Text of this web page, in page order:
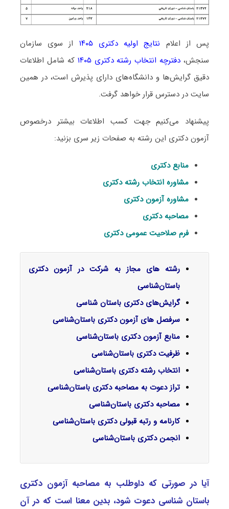
پس از اعلام نتایج اولیه دکتری ۱۴۰۵
از سوی سازمان
سنجش، دفترچه انتخاب رشته دکتری ۱۴۰۵
که شامل اطلاعات
دقیق گرایش‌ها و دانشگاه‌های دارای پذیرش است، در همین
سایت در دسترس قرار خواهد گرفت.
پیشنهاد می‌کنیم جهت کسب اطلاعات بیشتر درخصوص
آزمون دکتری این رشته به صفحات زیر سری بزنید:
منابع دکتری
مشاوره انتخاب رشته دکتری
مشاوره آزمون دکتری
مصاحبه دکتری
فرم صلاحیت عمومی دکتری
رشته های مجاز به شرکت در آزمون دکتری
باستان‌شناسی
گرایش‌های دکتری باستان شناسی
سرفصل‌ های آزمون دکتری باستان‌شناسی
منابع آزمون دکتری باستان‌شناسی
ظرفیت دکتری باستان‌شناسی
انتخاب رشته دکتری باستان‌شناسی
تراز دعوت به مصاحبه دکتری باستان‌شناسی
مصاحبه دکتری باستان‌شناسی
کارنامه و رتبه قبولی دکتری باستان‌شناسی
انجمن دکتری باستان‌شناسی
آیا در صورتی که داوطلب به مصاحبه آزمون دکتری
باستان شناسی دعوت شود، بدین معنا است که در آن